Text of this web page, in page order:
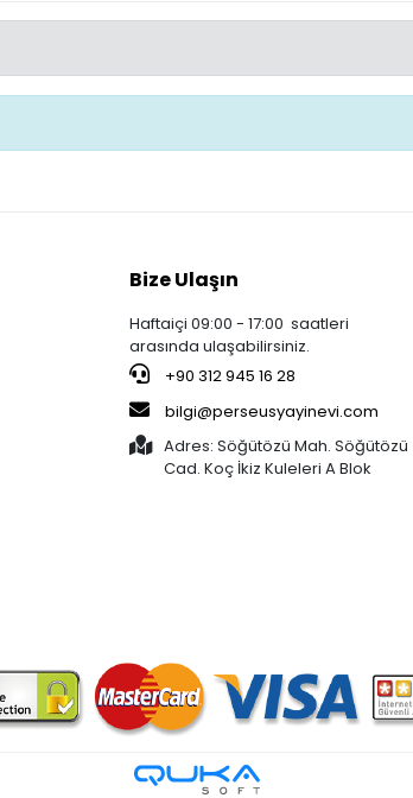
Bize Ulaşın
Haftaiçi 09:00 - 17:00 saatleri
arasında ulaşabilirsiniz.
+90 312 945 16 28
bilgi@perseusyayinevi.com
Adres: Söğütözü Mah. Söğütözü
Cad. Koç İkiz Kuleleri A Blok